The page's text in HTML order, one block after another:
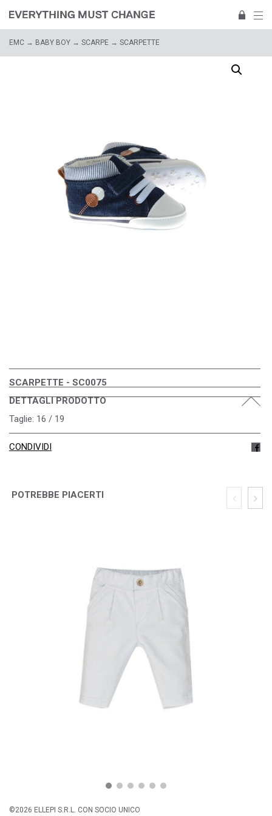
EMC → BABY BOY → SCARPE → SCARPETTE
SCARPETTE - SC0075
DETTAGLI PRODOTTO
Taglie: 16 / 19
CONDIVIDI
POTREBBE PIACERTI
©2026 ELLEPI S.R.L. CON SOCIO UNICO